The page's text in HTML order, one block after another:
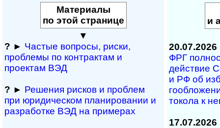
Материалы
по этой странице
▼
? ► Частые вопросы, рис­ки,
проблемы по конт­рактам и
проектам ВЭД
? ► Решения рисков и про­блем
при юридичес­ком планирова­нии и
разра­ботке ВЭД на примерах
и
20.07.2026
ФРГ
дей­ст­вие
и РФ об
то­ко­ла к
17.07.2026